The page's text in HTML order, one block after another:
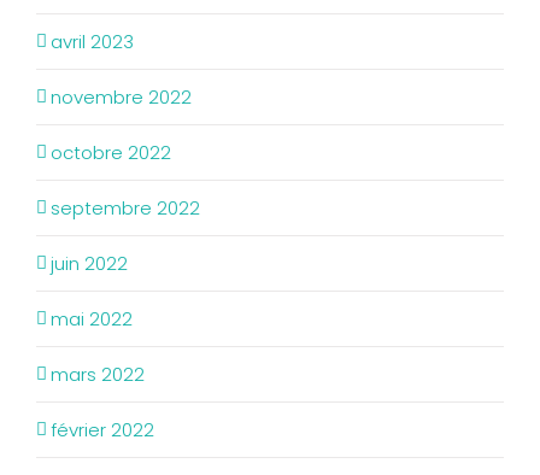
avril 2023
novembre 2022
octobre 2022
septembre 2022
juin 2022
mai 2022
mars 2022
février 2022